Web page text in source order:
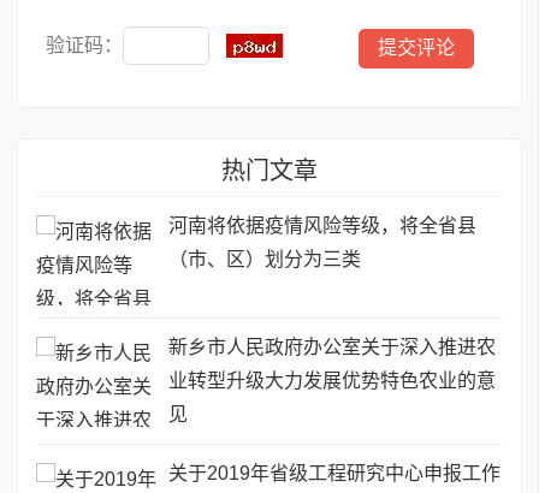
验证码：
热门文章
河南将依据疫情风险等级，将全省县
（市、区）划分为三类
新乡市人民政府办公室关于深入推进农
业转型升级大力发展优势特色农业的意
见
关于2019年省级工程研究中心申报工作